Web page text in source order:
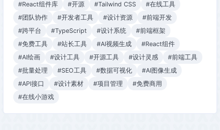
#React组件库 #开源 #Tailwind CSS
#在线工具
#团队协作
#开发者工具 #设计资源
#前端开发
#跨平台
#TypeScript #设计系统
#前端框架
#免费工具
#站长工具 #AI视频生成
#React组件
#AI绘画
#设计工具 #开源工具 #设计灵感
#前端工具
#批量处理
#SEO工具 #数据可视化
#AI图像生成
#API接口
#设计素材 #项目管理
#免费商用
#在线小游戏